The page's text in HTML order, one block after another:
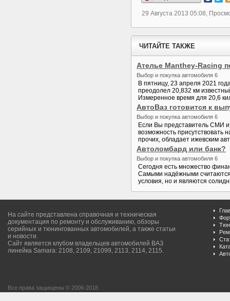
29 Августа 2013 05:08,
ЧИТАЙТЕ ТАКЖЕ
Ателье Manthey-Racing
Выбор и покупка автомобиля 6
В пятницу, 23 апреля 2021
преодолел 20,832 км
Измеренное время для 20,6
АвтоВаз готовится к
Выбор и покупка автомобиля 6
Если Вы представитель СМИ
возможность присутствовать
прочих, обладает ижевским
Автоломбард или банк?
Выбор и покупка автомобиля 6
Сегодня есть множество
Самыми надёжными считаются
условия, но и являются
На сайте представлена справочная и техническая
документация по ремонту и обслуживанию, обзоры
серийных и тюнингованных автомобилей, а также статьи
и новости.
Сайт является клубом владельцев автомобилей ВАЗ
линейка Samara: 2108, 2109, 21099, 2113, 2114, 2115.
Все права защищены © 2006-2018